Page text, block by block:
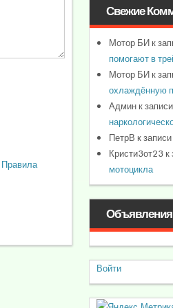
Правила
Свежие
Мотор БИк
помогают в
Мотор БИк
охлаждённую
Админк записи
ПетрВ к записи
Кристи3от23
мотоцикла
Объявления
Войти